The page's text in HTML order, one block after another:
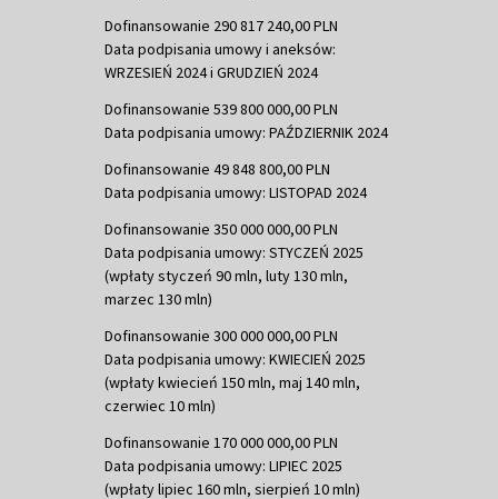
Dofinansowanie 290 817 240,00 PLN
Data podpisania umowy i aneksów:
WRZESIEŃ 2024 i GRUDZIEŃ 2024
Dofinansowanie 539 800 000,00 PLN
Data podpisania umowy: PAŹDZIERNIK 2024
Dofinansowanie 49 848 800,00 PLN
Data podpisania umowy: LISTOPAD 2024
Dofinansowanie 350 000 000,00 PLN
Data podpisania umowy: STYCZEŃ 2025
(wpłaty styczeń 90 mln, luty 130 mln,
marzec 130 mln)
Dofinansowanie 300 000 000,00 PLN
Data podpisania umowy: KWIECIEŃ 2025
(wpłaty kwiecień 150 mln, maj 140 mln,
czerwiec 10 mln)
Dofinansowanie 170 000 000,00 PLN
Data podpisania umowy: LIPIEC 2025
(wpłaty lipiec 160 mln, sierpień 10 mln)